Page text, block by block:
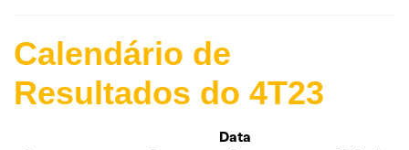
Calendário de
Resultados do 4T23
Data